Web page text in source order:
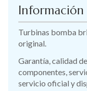
Información
Turbinas bomba
original.
Garantía, calidad
componentes,
servicio oficial y